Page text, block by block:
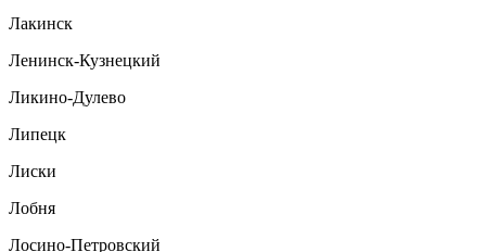
Лакинск
Ленинск-Кузнецкий
Ликино-Дулево
Липецк
Лиски
Лобня
Лосино-Петровский